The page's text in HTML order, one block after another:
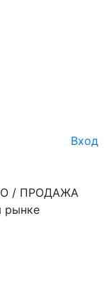
Вход
/ ПРОДАЖА
рынке